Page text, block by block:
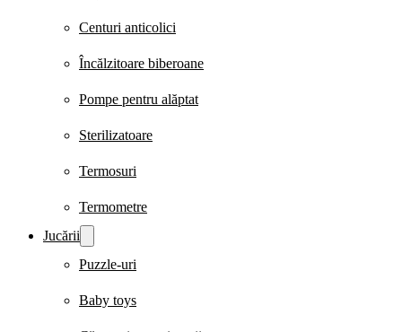
Centuri anticolici
Încălzitoare biberoane
Pompe pentru alăptat
Sterilizatoare
Termosuri
Termometre
Jucării
Puzzle-uri
Baby toys